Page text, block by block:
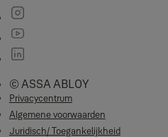
© ASSA ABLOY
Privacycentrum
Algemene voorwaarden
Juridisch/ Toegankelijkheid